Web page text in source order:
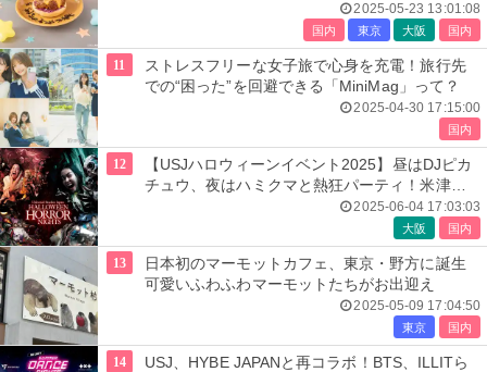
2025-05-23 13:01:08
国内 東京 大阪 国内
11
ストレスフリーな女子旅で心身を充電！旅行先
での“困った”を回避できる「MiniMag」って？
2025-04-30 17:15:00
国内
12
【USJハロウィーンイベント2025】昼はDJピカ
チュウ、夜はハミクマと熱狂パーティ！米津玄
2025-06-04 17:03:03
大阪 国内
13
日本初のマーモットカフェ、東京・野方に誕生
可愛いふわふわマーモットたちがお出迎え
2025-05-09 17:04:50
東京 国内
14
USJ、HYBE JAPANと再コラボ！BTS、ILLITら